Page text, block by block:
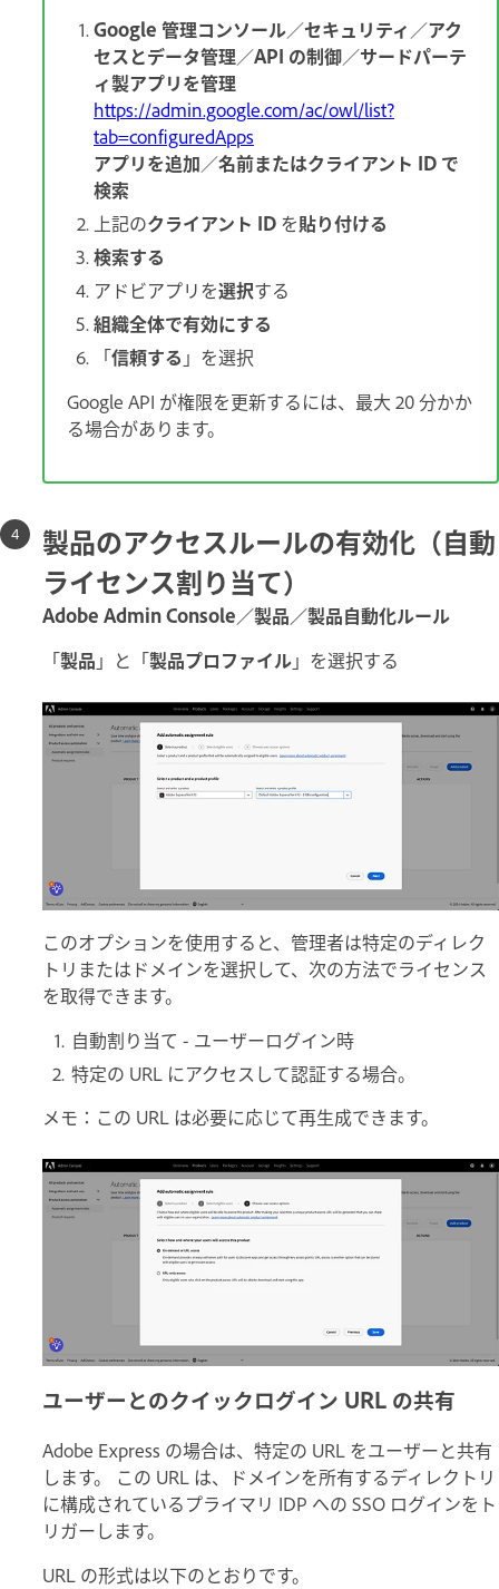
Google 管理コンソール／セキュリティ ／アク
セスとデータ管理／API の制御／サードパーテ
ィ製アプリを管理
https://admin.google.com/ac/owl/list?
tab=configuredApps
アプリを追加／名前またはクライアント ID で
検索
上記のクライアント ID を貼り付ける
検索する
アドビアプリを選択する
組織全体で有効にする
「信頼する 」を選択
Google API が権限を更新するには、最大 20 分かか
る場合があります。
製品のアクセスルールの有効化（自動
ライセンス割り当て）
Adobe Admin Console／製品／製品自動化ルール
「製品 」と「製品プロファイル」を選択する
このオプションを使用すると、管理者は特定のディレク
トリまたはドメインを選択して、次の方法でライセンス
を取得できます。
自動割り当て - ユーザーログイン時
特定の URL にアクセスして認証する場合。
メモ：この URL は必要に応じて再生成できます。
ユーザーとのクイックログイン URL の共有
Adobe Express の場合は、特定の URL をユーザーと共有
します。 この URL は、ドメインを所有するディレクトリ
に構成されているプライマリ IDP への SSO ログインをト
リガーします。
URL の形式は以下のとおりです。